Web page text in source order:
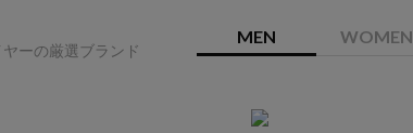
ーの厳選ブランド
MEN WOMEN